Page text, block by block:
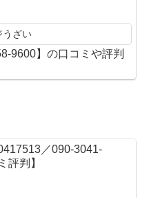
うざい
9600】の口コミや評判
／090-3041-
評判】